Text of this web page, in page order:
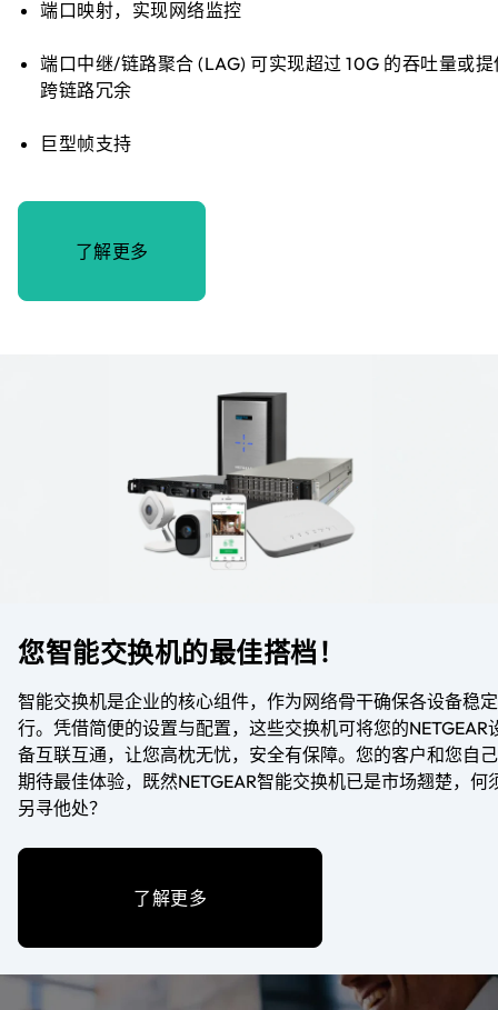
端口映射，实现网络监控
端口中继/链路聚合 (LAG) 可实现超过 10G 的吞吐量或提
跨链路冗余
巨型帧支持
了解更多
您智能交换机的最佳搭档！
智能交换机是企业的核心组件，作为网络骨干确保各设备稳
行。凭借简便的设置与配置，这些交换机可将您的NETGEAR
备互联互通，让您高枕无忧，安全有保障。您的客户和您自
期待最佳体验，既然NETGEAR智能交换机已是市场翘楚，何
另寻他处？
了解更多